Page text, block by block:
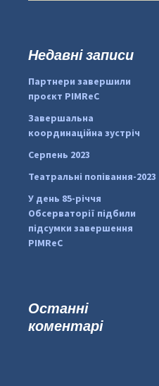
:Недавні записи
Партнери завершили
проєкт PIMReC
Завершальна
координаційна зустріч
Серпень 2023
Театральні попівання-2023
У день 85-річчя
Обсерваторії підбили
підсумки завершення
PIMReC
Останні
коментарі